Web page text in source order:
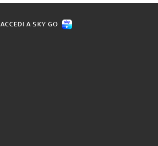
ACCEDI A SKY GO